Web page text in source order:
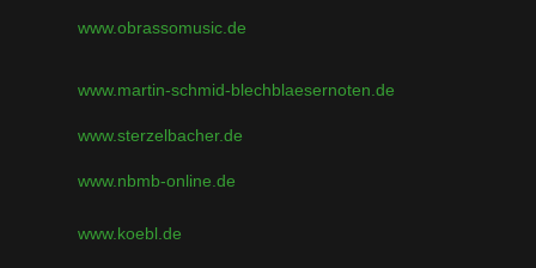
www.obrassomusic.de
www.martin-schmid-blechblaesernoten.de
www.sterzelbacher.de
www.nbmb-online.de
www.koebl.de